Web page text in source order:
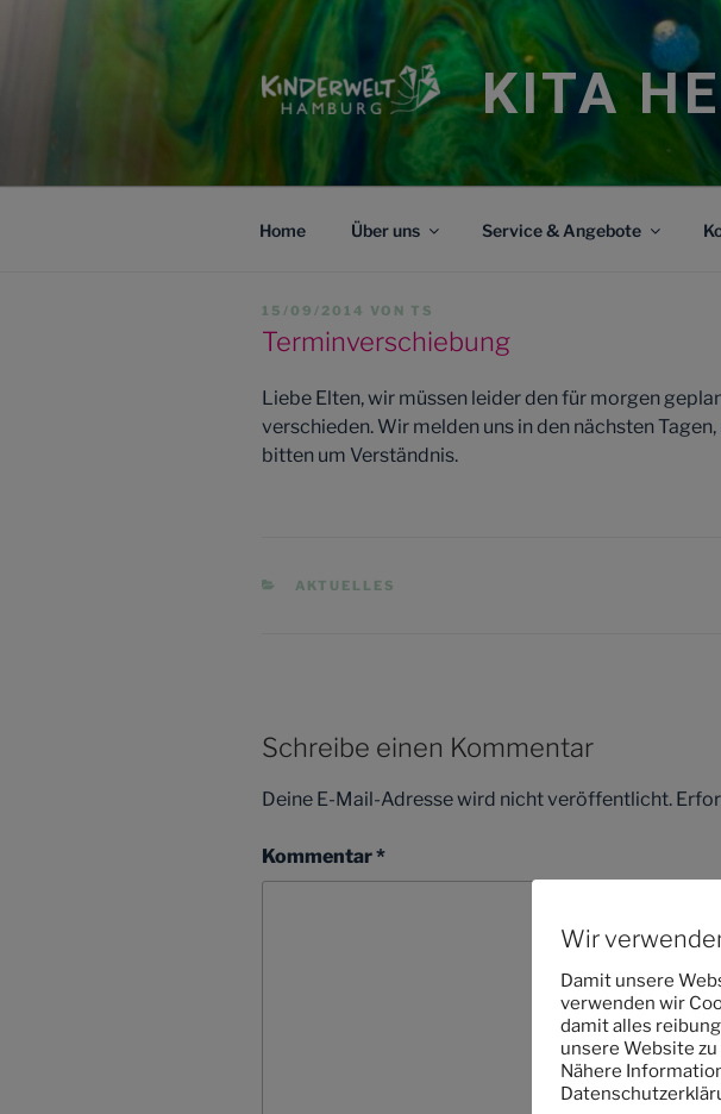
KITA
Home Über uns Service & Angebote
VERÖFFENTLICHT
AM
15/09/2014 VON TS
Terminverschiebung
Liebe Elten, wir müssen leider den für morgen
verschieden. Wir melden uns in den nächsten
bitten um Verständnis.
KATEGORIEN
AKTUELLES
Schreibe einen Kommentar
Deine E-Mail-Adresse wird nicht veröffentlicht.
Kommentar*
Wir
Damit unsere
verwenden wir
damit alles
unsere Website
Nähere